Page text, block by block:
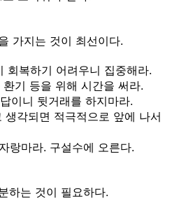
가지는 것이 최선이다.
회복하기 어려우니 집중해라.
기 등을 위해 시간을 써라.
이니 뒷거래를 하지마라.
생각되면 적극적으로 앞에 나서
랑마라. 구설수에 오른다.
하는 것이 필요하다.